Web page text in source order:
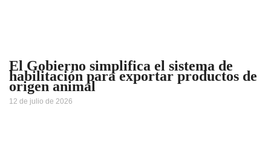
El Gobierno simplifica el sistema de
habilitación para exportar productos de
origen animal
12 de julio de 2026